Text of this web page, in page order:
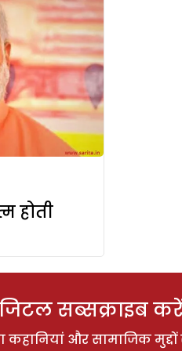
होती
सब्सक्राइब
कहानियां और सामाजिक